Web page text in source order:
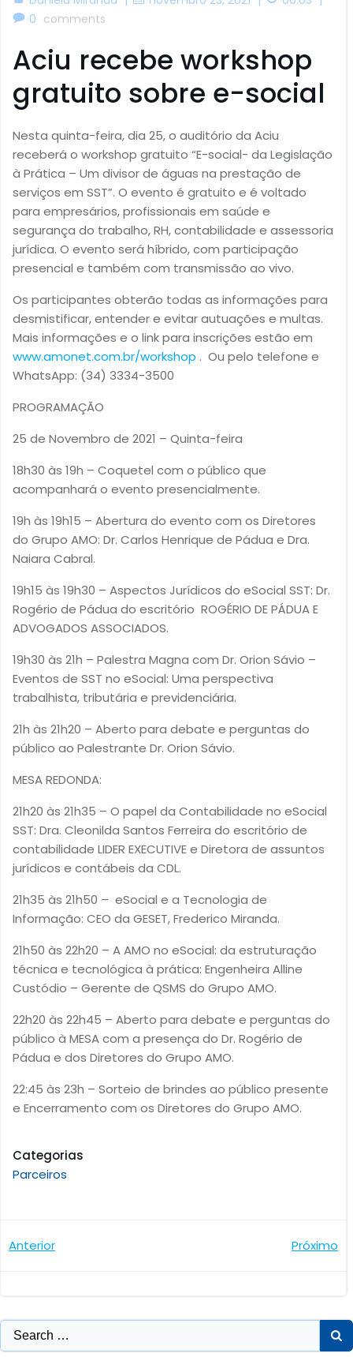
0 comments
Aciu recebe workshop
gratuito sobre e-social
Nesta quinta-feira, dia 25, o auditório da Aciu
receberá o workshop gratuito “E-social- da Legislação
à Prática – Um divisor de águas na prestação de
serviços em SST”. O evento é gratuito e é voltado
para empresários, profissionais em saúde e
segurança do trabalho, RH, contabilidade e assessoria
jurídica. O evento será híbrido, com participação
presencial e também com transmissão ao vivo.
Os participantes obterão todas as informações para
desmistificar, entender e evitar autuações e multas.
Mais informações e o link para inscrições estão em
www.amonet.com.br/workshop . Ou pelo telefone e
WhatsApp: (34) 3334-3500
PROGRAMAÇÃO
25 de Novembro de 2021 – Quinta-feira
18h30 às 19h – Coquetel com o público que
acompanhará o evento presencialmente.
19h às 19h15 – Abertura do evento com os Diretores
do Grupo AMO: Dr. Carlos Henrique de Pádua e Dra.
Naiara Cabral.
19h15 às 19h30 – Aspectos Jurídicos do eSocial SST: Dr.
Rogério de Pádua do escritório ROGÉRIO DE PÁDUA E
ADVOGADOS ASSOCIADOS.
19h30 às 21h – Palestra Magna com Dr. Orion Sávio –
Eventos de SST no eSocial: Uma perspectiva
trabalhista, tributária e previdenciária.
21h às 21h20 – Aberto para debate e perguntas do
público ao Palestrante Dr. Orion Sávio.
MESA REDONDA:
21h20 às 21h35 – O papel da Contabilidade no eSocial
SST: Dra. Cleonilda Santos Ferreira do escritório de
contabilidade LIDER EXECUTIVE e Diretora de assuntos
jurídicos e contábeis da CDL.
21h35 às 21h50 – eSocial e a Tecnologia de
Informação: CEO da GESET, Frederico Miranda.
21h50 às 22h20 – A AMO no eSocial: da estruturação
técnica e tecnológica à prática: Engenheira Alline
Custódio – Gerente de QSMS do Grupo AMO.
22h20 às 22h45 – Aberto para debate e perguntas do
público à MESA com a presença do Dr. Rogério de
Pádua e dos Diretores do Grupo AMO.
22:45 às 23h – Sorteio de brindes ao público presente
e Encerramento com os Diretores do Grupo AMO.
Categorias
Parceiros
Navegação
Post
Anterior
Post
Próximo
Search
for: